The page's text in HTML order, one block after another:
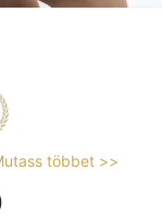
többet >>